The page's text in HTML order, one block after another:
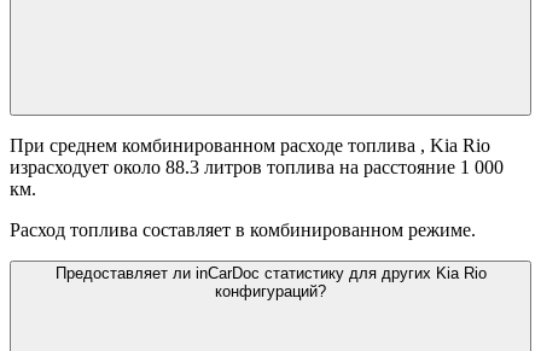
При среднем комбинированном расходе топлива , Kia Rio
израсходует около 88.3 литров топлива на расстояние 1 000
км.
Расход топлива составляет в комбинированном режиме.
Предоставляет ли inCarDoc статистику для других Kia Rio
конфигураций?